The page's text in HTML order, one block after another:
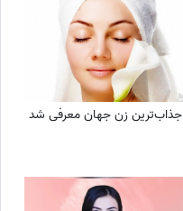
جذاب‌ترین زن جهان معرفی شد